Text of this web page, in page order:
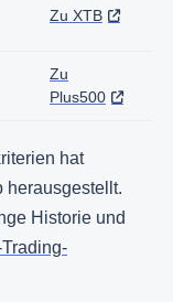
Zu XTB
Zu
Plus500
hat
herausgestellt.
Historie und